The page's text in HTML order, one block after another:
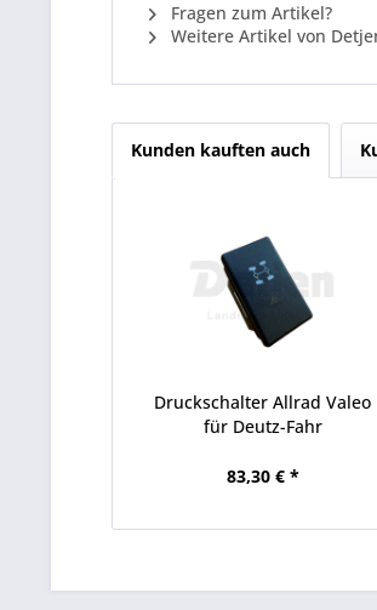
Fragen zum Artikel?
Weitere Artikel von
Kunden kauften auch
Druckschalter Allrad Valeo
für Deutz-Fahr
83,30 € *